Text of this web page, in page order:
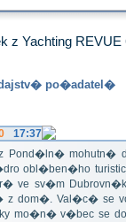
Yachting REVUE
po�adatel�
17:37
Pond�ln�
obl�ben�ho
ve sv�m
z dom�. Val�c� se
mo�n� v�bec se